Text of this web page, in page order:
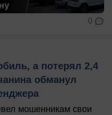
0
а потерял 2,4
обманул
мошенникам свои